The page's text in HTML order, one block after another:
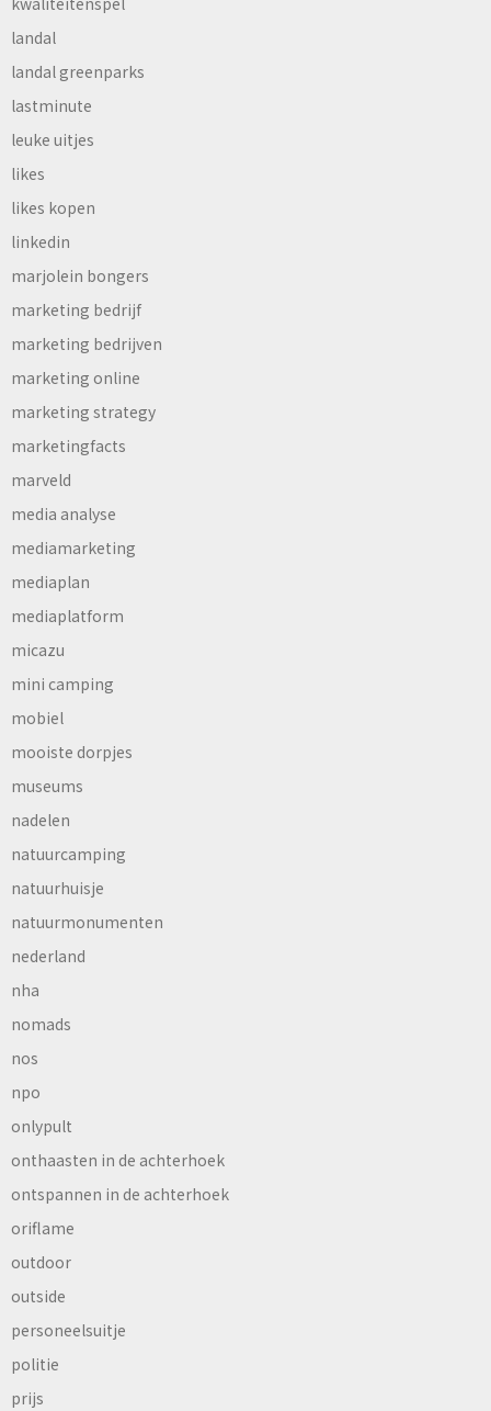
landal
landal greenparks
lastminute
leuke uitjes
likes
likes kopen
linkedin
marjolein bongers
marketing bedrijf
marketing bedrijven
marketing online
marketing strategy
marketingfacts
marveld
media analyse
mediamarketing
mediaplan
mediaplatform
micazu
mini camping
mobiel
mooiste dorpjes
museums
nadelen
natuurcamping
natuurhuisje
natuurmonumenten
nederland
nha
nomads
nos
npo
onlypult
onthaasten in de achterhoek
ontspannen in de achterhoek
oriflame
outdoor
outside
personeelsuitje
politie
prijs